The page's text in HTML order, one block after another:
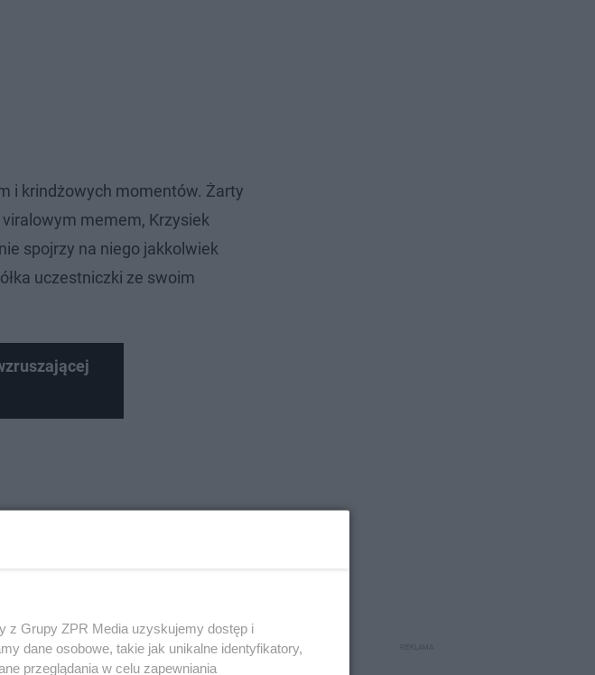
i krindżowych momentów. Żarty
memem, Krzysiek
nie spojrzy na niego jakkolwiek
uczestniczki ze swoim
z Grupy ZPR Media uzyskujemy dostęp i
dane osobowe, takie jak unikalne identyfikatory,
przeglądania w celu zapewniania